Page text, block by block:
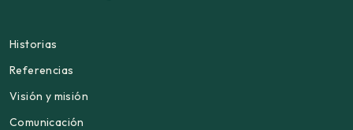
Historias
Referencias
Visión y misión
Comunicación